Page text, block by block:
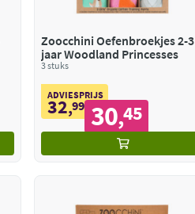
Zoocchini Oefenbroekjes 2-3
jaar Woodland Princesses
3 stuks
ADVIESPRIJS
32,99 30,45